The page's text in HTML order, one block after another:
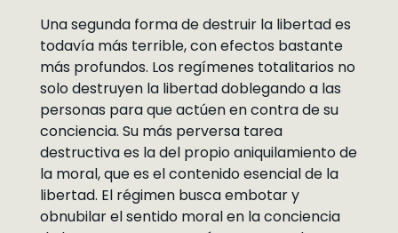
Una segunda forma de destruir la libertad es
todavía más terrible, con efectos bastante
más profundos. Los regímenes totalitarios no
solo destruyen la libertad doblegando a las
personas para que actúen en contra de su
conciencia. Su más perversa tarea
destructiva es la del propio aniquilamiento de
la moral, que es el contenido esencial de la
libertad. El régimen busca embotar y
obnubilar el sentido moral en la conciencia